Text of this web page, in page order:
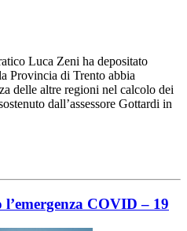
Luca Zeni ha depositato
Provincia di Trento abbia
delle altre regioni nel calcolo dei
dall’assessore Gottardi in
COVID – 19